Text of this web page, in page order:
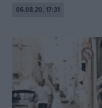
06.08.20, 17:31